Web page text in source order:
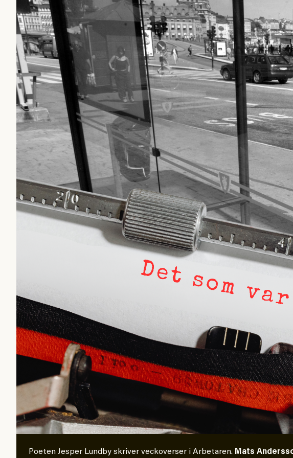
journalistik som vänder sig till många
beundran. Det har i alla fall fungerat
Det är två specifika artiklar som Kuhn
sin kritik mot.
Först ut är ”Mystiska mannen förföljde
infiltratör” som de menar bland annat
otillräckligt anonymiserad och gör
bakgrund. Sedan handlar det om en
Säpo-informatör i den autonoma vänstern
saker som inte ska blandas”, det vill
rekryteras och vad hon möter i den
Kuhn och Sassarinis-McGowan hävdar
”opålitliga källor” för att istället
klickbete”. Nej, klickbete är inte
Journalistiken är låst. En klatschig
förhoppningsvis att en nyfiken
sekunder senare om inte journalistiken
bygger dessa granskningar på olika
intervjupersoner, inklusive generös
personen vars motiv att engagera sig i
de grupper där Säpo-resursen samlade
grundlig.
Möjligen är det egentligen inte
Kuhn och Sassarinis-McGowan
Poeten Jesper Lundby skriver veckoverser i Arbetaren. Mats